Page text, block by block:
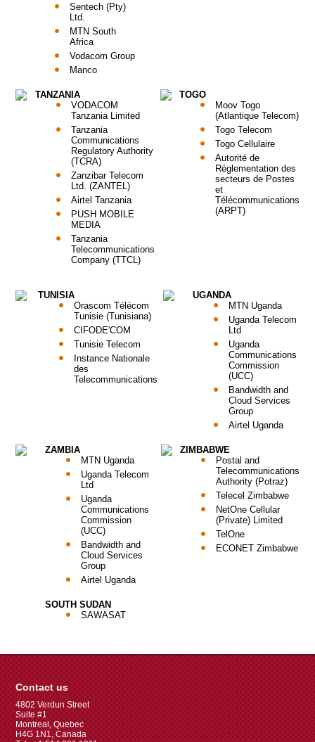
Sentech (Pty)
Ltd.
MTN South
Africa
Vodacom Group
Manco
TANZANIA
VODACOM
Tanzania Limited
Tanzania
Communications
Regulatory Authority
(TCRA)
Zanzibar Telecom
Ltd. (ZANTEL)
Airtel Tanzania
PUSH MOBILE
MEDIA
Tanzania
Telecommunications
Company (TTCL)
TOGO
Moov Togo
(Atlantique Telecom)
Togo Telecom
Togo Cellulaire
Autorité de
Réglementation des
secteurs de Postes
et
Télécommunications
(ARPT)
TUNISIA
Orascom Télécom
Tunisie (Tunisiana)
CIFODE'COM
Tunisie Telecom
Instance Nationale
des
Telecommunications
UGANDA
MTN Uganda
Uganda Telecom
Ltd
Uganda
Communications
Commission
(UCC)
Bandwidth and
Cloud Services
Group
Airtel Uganda
ZAMBIA
MTN Uganda
Uganda Telecom
Ltd
Uganda
Communications
Commission
(UCC)
Bandwidth and
Cloud Services
Group
Airtel Uganda
ZIMBABWE
Postal and
Telecommunications
Authority (Potraz)
Telecel Zimbabwe
NetOne Cellular
(Private) Limited
TelOne
ECONET Zimbabwe
SOUTH SUDAN
SAWASAT
Contact us
4802 Verdun Street
Suite #1
Montreal, Quebec
H4G 1N1, Canada